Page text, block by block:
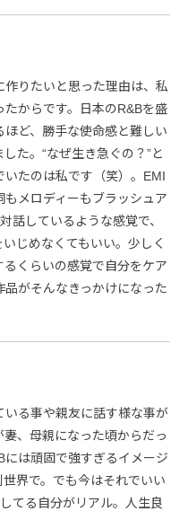
りたいと思った理由は、私
からです。日本のR&Bを盛
ど、勝手な使命感と難しい
た。“なぜ生き急ぐの？”と
たのは私です（笑）。EMI
メロディーもブラッシュア
話しているような感覚で、
じめなくてもいい。少しく
くらいの感覚で自分をケア
がそんなきっかけになった
る事や親友に話す様な事が
、母親になった頃からだっ
は頑固で強すぎるイメージ
界で。でも今はそれでいい
てる自分がリアル。人生良